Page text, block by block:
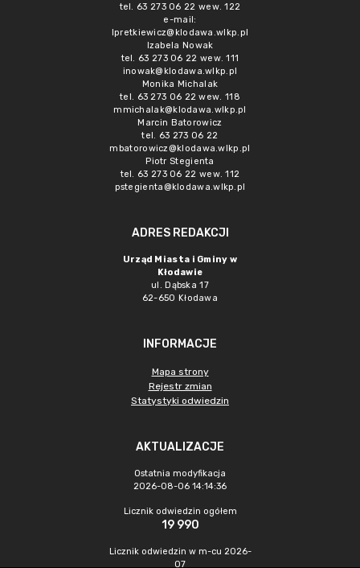
tel. 63 273 06 22 wew. 122
e-mail:
lpretkiewicz@klodawa.wlkp.pl
Izabela Nowak
tel. 63 273 06 22 wew. 111
inowak@klodawa.wlkp.pl
Monika Michalak
tel. 63 273 06 22 wew. 118
mmichalak@klodawa.wlkp.pl
Marcin Batorowicz
tel. 63 273 06 22
mbatorowicz@klodawa.wlkp.pl
Piotr Stegienta
tel. 63 273 06 22 wew. 112
pstegienta@klodawa.wlkp.pl
ADRES REDAKCJI
Urząd Miasta i Gminy w
Kłodawie
ul. Dąbska 17
62-650 Kłodawa
INFORMACJE
Mapa strony
Rejestr zmian
Statystyki odwiedzin
AKTUALIZACJE
Ostatnia modyfikacja
2026-08-06 14:14:36
Licznik odwiedzin ogółem
19 990
Licznik odwiedzin w m-cu 2026-
07